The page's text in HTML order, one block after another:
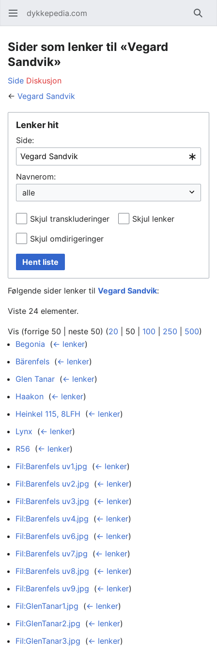
Åpne hovedmenyen dykkepedia.com Søk
Sider som lenker til «Vegard
Sandvik»
Side Diskusjon
← Vegard Sandvik
Lenker hit
Side:
Navnerom:
Skjul transkluderinger Skjul lenker
Skjul omdirigeringer
Hent liste
Følgende sider lenker til Vegard Sandvik:
Viste 24 elementer.
Vis (forrige 50 neste 50) (20 50 100 250 500)
Begonia (← lenker)
Bärenfels (← lenker)
Glen Tanar (← lenker)
Haakon (← lenker)
Heinkel 115, 8LFH (← lenker)
Lynx (← lenker)
R56 (← lenker)
Fil:Barenfels uv1.jpg (← lenker)
Fil:Barenfels uv2.jpg (← lenker)
Fil:Barenfels uv3.jpg (← lenker)
Fil:Barenfels uv4.jpg (← lenker)
Fil:Barenfels uv6.jpg (← lenker)
Fil:Barenfels uv7.jpg (← lenker)
Fil:Barenfels uv8.jpg (← lenker)
Fil:Barenfels uv9.jpg (← lenker)
Fil:GlenTanar1.jpg (← lenker)
Fil:GlenTanar2.jpg (← lenker)
Fil:GlenTanar3.jpg (← lenker)